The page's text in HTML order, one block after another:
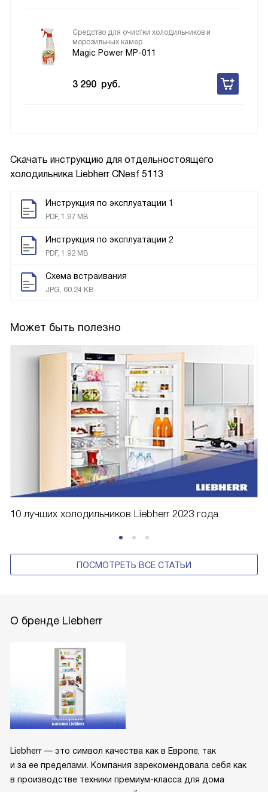
Скачать инструкцию для отдельностоящего
холодильника Liebherr CNesf 5113
Инструкция по эксплуатации 1
PDF, 1.97 MB
Инструкция по эксплуатации 2
PDF, 1.92 MB
Схема встраивания
JPG, 60.24 KB
Может быть полезно
10 лучших холодильников Liebherr 2023 года
ПОСМОТРЕТЬ ВСЕ СТАТЬИ
Средство для очистки холодильников и
морозильных камер
Magic Power MP-011
3 290 руб.
О бренде Liebherr
Liebherr — это символ качества как в Европе, так
и за ее пределами. Компания зарекомендовала себя как
в производстве техники премиум-класса для дома